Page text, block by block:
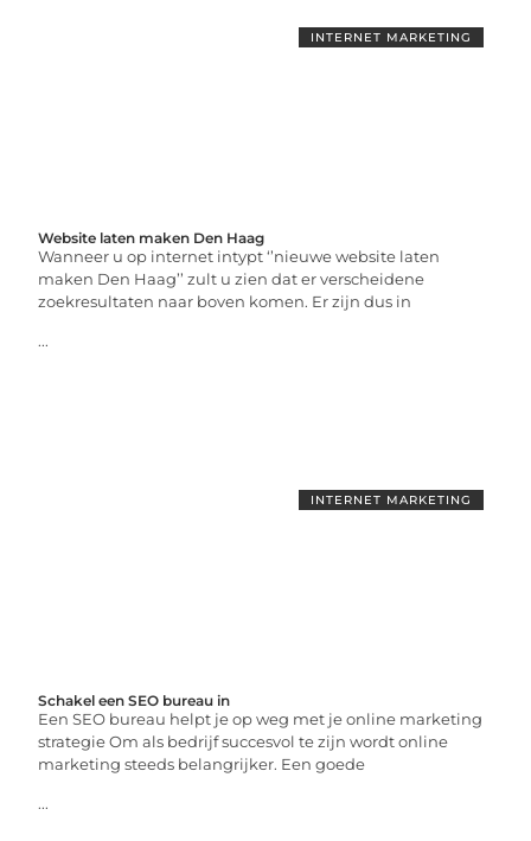
INTERNET MARKETING
Website laten maken Den Haag
Wanneer u op internet intypt ‘’nieuwe website laten
maken Den Haag’’ zult u zien dat er verscheidene
zoekresultaten naar boven komen. Er zijn dus in
...
INTERNET MARKETING
Schakel een SEO bureau in
Een SEO bureau helpt je op weg met je online marketing
strategie Om als bedrijf succesvol te zijn wordt online
marketing steeds belangrijker. Een goede
...